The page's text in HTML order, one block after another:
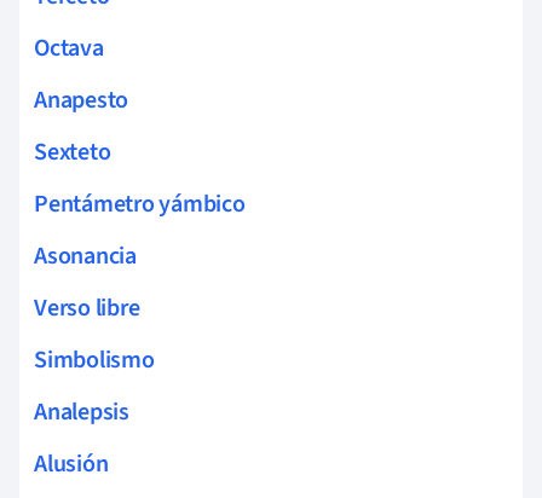
Octava
Anapesto
Sexteto
Pentámetro yámbico
Asonancia
Verso libre
Simbolismo
Analepsis
Alusión